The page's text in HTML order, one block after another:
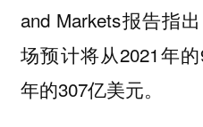
and Markets报告指
场预计将从2021年
年的307亿美元。